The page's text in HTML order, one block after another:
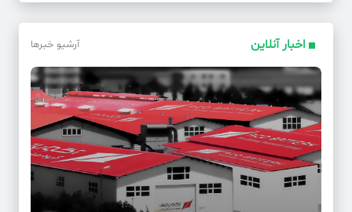
اخبار آنلاین آرشیو خبرها